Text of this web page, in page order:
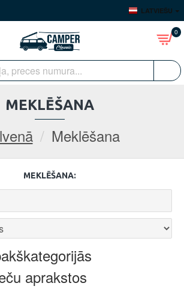
LATVIEŠU
0
Meklēšana
MEKLĒŠANA
MEKLĒŠANA:
aprakstos